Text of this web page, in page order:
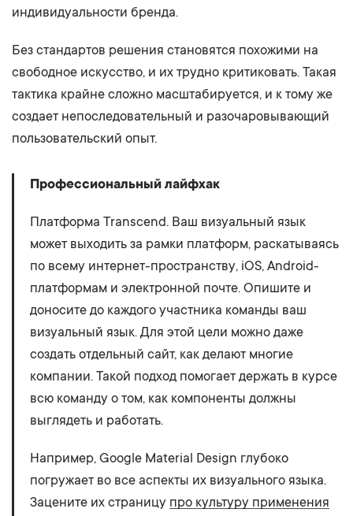
индивидуальности бренда.
Без стандартов решения становятся похожими на
свободное искусство, и их трудно критиковать. Такая
тактика крайне сложно масштабируется, и к тому же
создает непоследовательный и разочаровывающий
пользовательский опыт.
Профессиональный лайфхак
Платформа Transcend. Ваш визуальный язык
может выходить за рамки платформ, раскатываясь
по всему интернет-пространству, iOS, Android-
платформам и электронной почте. Опишите и
доносите до каждого участника команды ваш
визуальный язык. Для этой цели можно даже
создать отдельный сайт, как делают многие
компании. Такой подход помогает держать в курсе
всю команду о том, как компоненты должны
выглядеть и работать.
Например, Google Material Design глубоко
погружает во все аспекты их визуального языка.
Зацените их страницу про культуру применения